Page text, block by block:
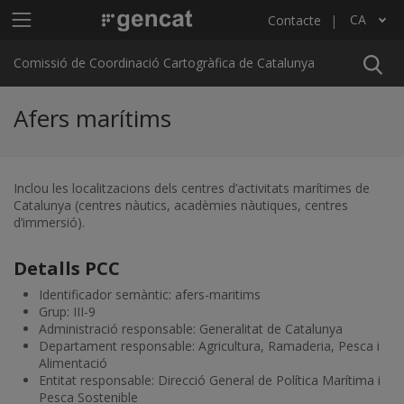
Menú principal C4 Contacte CA
Llista les accions addicionals
Comissió de Coordinació Cartogràfica de Catalunya
Afers marítims
Inclou les localitzacions dels centres d’activitats marítimes de
Catalunya (centres nàutics, acadèmies nàutiques, centres
d’immersió).
Detalls PCC
Identificador semàntic: afers-maritims
Grup: III-9
Administració responsable: Generalitat de Catalunya
Departament responsable: Agricultura, Ramaderia, Pesca i
Alimentació
Entitat responsable: Direcció General de Política Marítima i
Pesca Sostenible